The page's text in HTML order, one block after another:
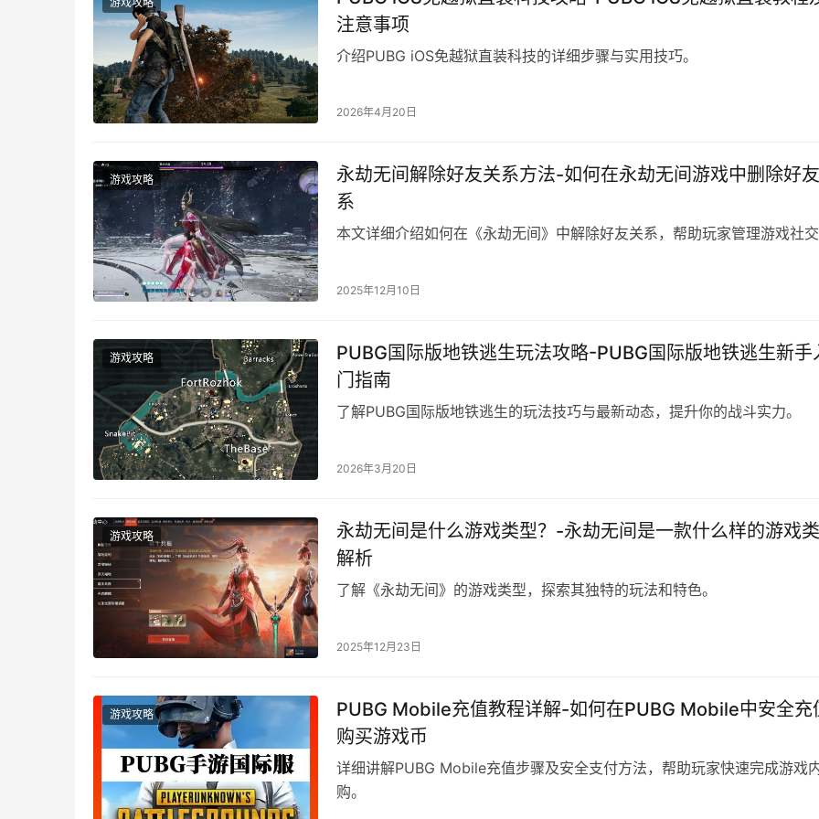
注意事项
介绍PUBG iOS免越狱直装科技的详细步骤与实用技巧。
2026年4月20日
游戏攻略
永劫无间解除好友关系方法-如何在永劫无间游戏中删除好
系
本文详细介绍如何在《永劫无间》中解除好友关系，帮助玩家管理游戏社交
2025年12月10日
游戏攻略
PUBG国际版地铁逃生玩法攻略-PUBG国际版地铁逃生新手
门指南
了解PUBG国际版地铁逃生的玩法技巧与最新动态，提升你的战斗实力。
2026年3月20日
游戏攻略
永劫无间是什么游戏类型？-永劫无间是一款什么样的游戏
解析
了解《永劫无间》的游戏类型，探索其独特的玩法和特色。
2025年12月23日
游戏攻略
PUBG Mobile充值教程详解-如何在PUBG Mobile中安全充
购买游戏币
详细讲解PUBG Mobile充值步骤及安全支付方法，帮助玩家快速完成游戏
购。